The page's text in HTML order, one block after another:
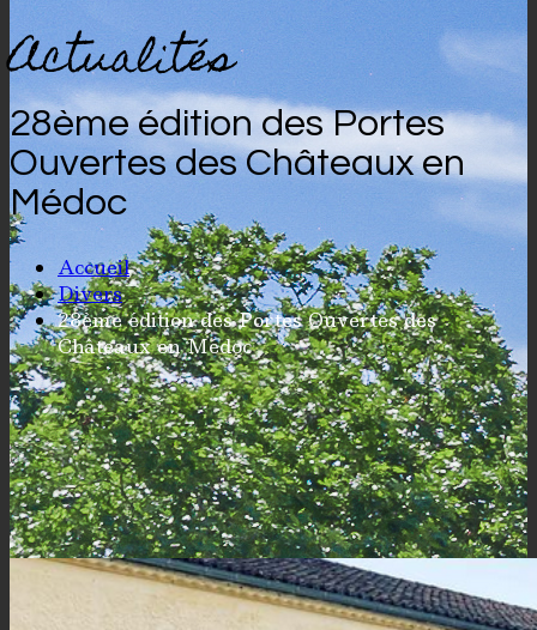
Actualités
28ème édition des Portes
Ouvertes des Châteaux en
Médoc
Accueil
Divers
28ème édition des Portes Ouvertes des
Châteaux en Médoc